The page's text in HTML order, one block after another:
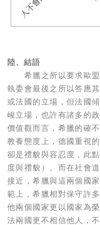
陸、結語
希臘之所以要求歐盟
執委會最後之所以答應
或法國的立場，但法國
峻立場，也許有諸多的
價值觀而言，希臘的確
教養態度上，德國重視
卻是禮貌與容忍度，此
度與禮貌）。而在社會
接近，希臘與這兩個國
範上，希臘相對保守許
他兩個國家更以國家為
法兩國更不相信他人，